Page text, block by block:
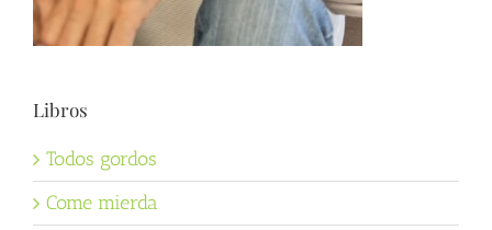
Libros
Todos gordos
Come mierda